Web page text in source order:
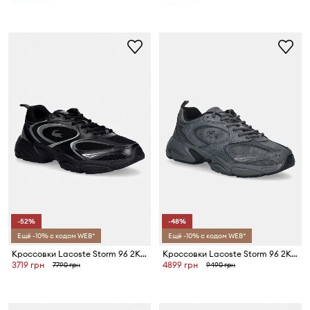
-52%
Ещё -10% с кодом WEB*
Кроссовки Lacoste Storm 96 2K Sneakers
3719 грн
7790 грн
-48%
Ещё -10% с кодом WEB*
Кроссовки Lacoste Storm 96 2K Sneakers
4899 грн
9490 грн